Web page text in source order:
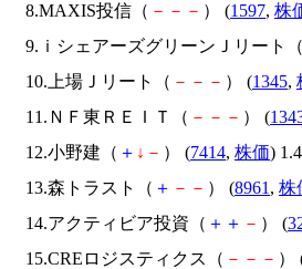
8.MAXIS投信（ － － － ） (1597, 株
9.ｉシェアーズグリーンＪリート（
10.上場Ｊリート（ － － － ） (1345,
11.ＮＦ東ＲＥＩＴ（ － － － ） (
12.小野建（ ＋ ↓ － ） (7414, 株価)
13.森トラスト（ ＋ － － ） (8961 , 株
14.アクティビア投資（ ＋ ＋ － ） (
15.CREロジスティクス（ － － － ）